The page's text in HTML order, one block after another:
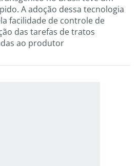
A adoção dessa tecnologia
facilidade de controle de
das tarefas de tratos
ao produtor